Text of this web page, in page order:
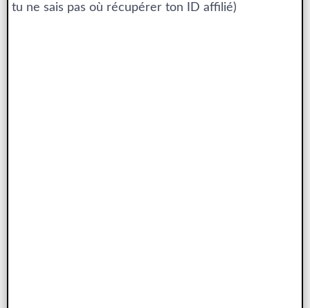
tu ne sais pas où récupérer ton ID affilié)